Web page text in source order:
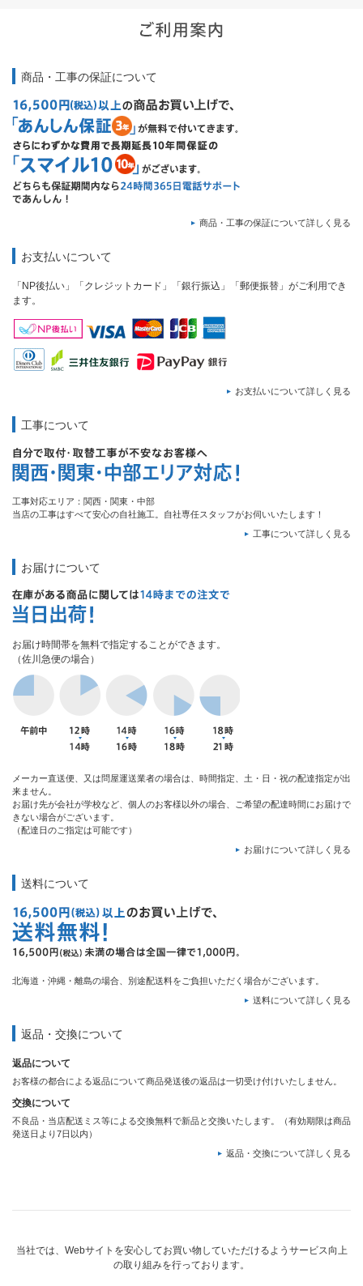
商品・工事の保証について
商品・工事の保証について詳しく見る
お支払いについて
「NP後払い」「クレジットカード」「銀行振込」「郵便振替」がご利用でき
ます。
お支払いについて詳しく見る
工事について
工事対応エリア：関西・関東・中部
当店の工事はすべて安心の自社施工。自社専任スタッフがお伺いいたします！
工事について詳しく見る
お届けについて
お届け時間帯を無料で指定することができます。
（佐川急便の場合）
メーカー直送便、又は問屋運送業者の場合は、時間指定、土・日・祝の配達指定が出
来ません。
お届け先が会社が学校など、個人のお客様以外の場合、ご希望の配達時間にお届けで
きない場合がございます。
（配達日のご指定は可能です）
お届けについて詳しく見る
送料について
北海道・沖縄・離島の場合、別途配送料をご負担いただく場合がございます。
送料について詳しく見る
返品・交換について
返品について
お客様の都合による返品について商品発送後の返品は一切受け付けいたしません。
交換について
不良品・当店配送ミス等による交換無料で新品と交換いたします。（有効期限は商品
発送日より7日以内）
返品・交換について詳しく見る
当社では、Webサイトを安心してお買い物していただけるようサービス向上
の取り組みを行っております。